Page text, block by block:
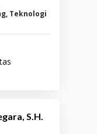
Teknologi
S.H.